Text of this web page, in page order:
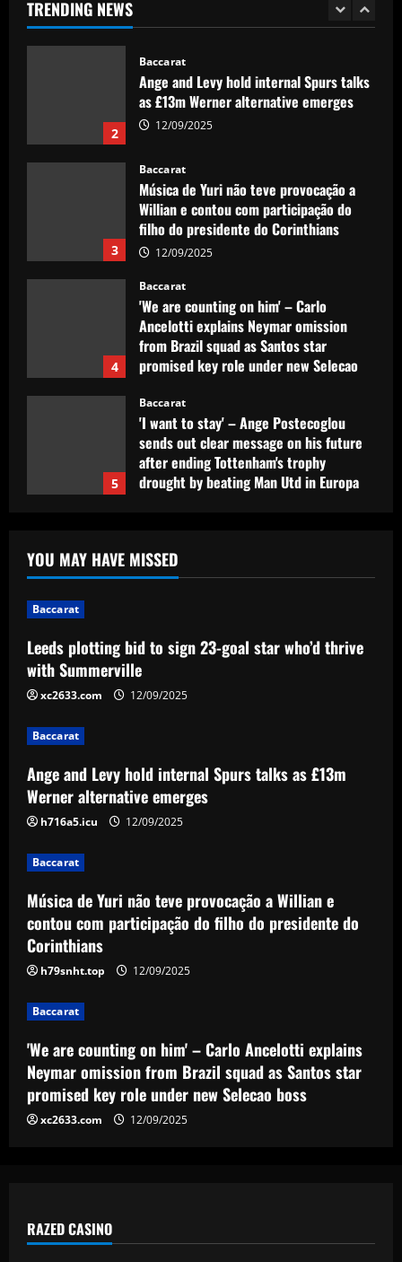
TRENDING NEWS
Ange and Levy hold internal Spurs talks
12/09/2025
Baccarat
Música de Yuri não teve provocação a
filho do presidente do Corinthians
12/09/2025
Baccarat
'We are counting on him' – Carlo
from Brazil squad as Santos star
promised key role under new Selecao
boss
12/09/2025
Baccarat
'I want to stay' – Ange Postecoglou
after ending Tottenham's trophy
drought by beating Man Utd in Europa
League final
12/09/2025
Baccarat
Leeds plotting bid to sign 23-goal star
2 12/09/2025
3
Baccarat
12/09/2025
Baccarat
'We are counting on him' – Carlo
promised key role under new Selecao
boss
12/09/2025
Baccarat
sends out clear message on his future
12/09/2025
YOU MAY HAVE MISSED
Baccarat
Leeds plotting bid to sign 23-goal star who’d thrive
with Summerville
xc2633.com 12/09/2025
Baccarat
Ange and Levy hold internal Spurs talks as £13m
Werner alternative emerges
h716a5.icu 12/09/2025
Baccarat
Música de Yuri não teve provocação a Willian e
contou com participação do filho do presidente do
Corinthians
h79snht.top 12/09/2025
Baccarat
'We are counting on him' – Carlo Ancelotti explains
Neymar omission from Brazil squad as Santos star
promised key role under new Selecao boss
xc2633.com 12/09/2025
RAZED CASINO